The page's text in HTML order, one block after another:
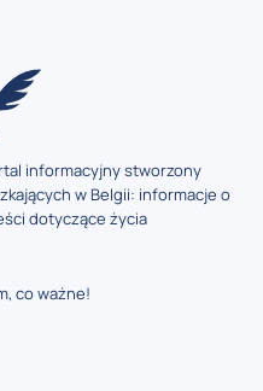
informacyjny stworzony
w Belgii: informacje o
dotyczące życia
co ważne!